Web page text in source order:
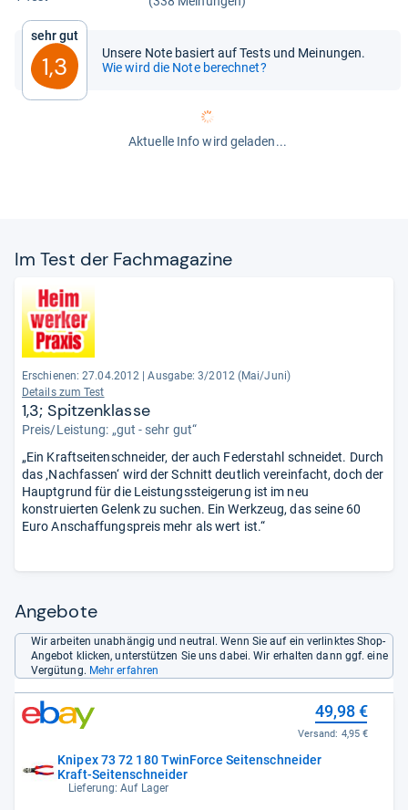
Sehr gut
1,3
Unsere Note basiert auf Tests und Meinungen.
Wie wird die Note berechnet?
Aktuelle Info wird geladen...
Im Test der Fach­ma­ga­zine
Erschienen: 27.04.2012
Ausgabe: 3/2012 (Mai/Juni)
Details zum Test
1,3; Spitzenklasse
Preis/Leistung: „gut - sehr gut“
„Ein Kraftseitenschneider, der auch Federstahl schneidet. Durch
das ‚Nachfassen‘ wird der Schnitt deutlich vereinfacht, doch der
Hauptgrund für die Leistungssteigerung ist im neu
konstruierten Gelenk zu suchen. Ein Werkzeug, das seine 60
Euro Anschaffungspreis mehr als wert ist.“
Angebote
Wir arbeiten unabhängig und neutral. Wenn Sie auf ein verlinktes Shop-
Angebot klicken, unterstützen Sie uns dabei. Wir erhalten dann ggf. eine
Vergütung. Mehr erfahren
Knipex 73 72 180 TwinForce Seitenschneider
Kraft-Seitenschneider
Lieferung: Auf Lager
49,98 €
Versand: 4,95 €